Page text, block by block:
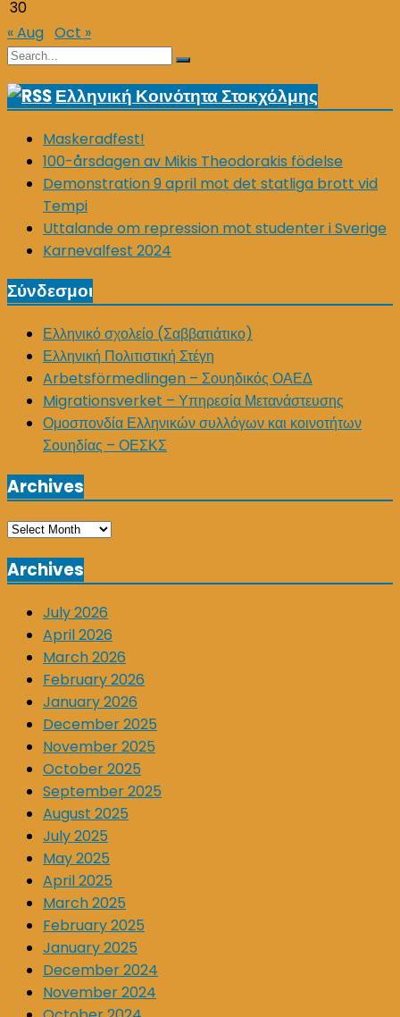
30
« Aug Oct »
Search
Search
Ελληνική Κοινότητα Στοκχόλμης
Maskeradfest!
100-årsdagen av Mikis Theodorakis födelse
Demonstration 9 april mot det statliga brott vid
Tempi
Uttalande om repression mot studenter i Sverige
Karnevalfest 2024
Σύνδεσμοι
Ελληνικό σχολείο (Σαββατιάτικο)
Ελληνική Πολιτιστική Στέγη
Arbetsförmedlingen – Σουηδικός ΟΑΕΔ
Migrationsverket – Υπηρεσία Μετανάστευσης
Ομοσπονδία Ελληνικών συλλόγων και κοινοτήτων
Σουηδίας – ΟΕΣΚΣ
Archives
Archives
Archives
July 2026
April 2026
March 2026
February 2026
January 2026
December 2025
November 2025
October 2025
September 2025
August 2025
July 2025
May 2025
April 2025
March 2025
February 2025
January 2025
December 2024
November 2024